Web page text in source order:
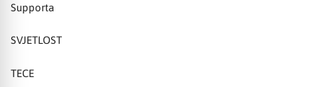
Supporta
SVJETLOST
TECE